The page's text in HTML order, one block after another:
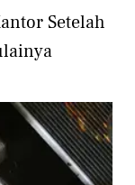
Setelah